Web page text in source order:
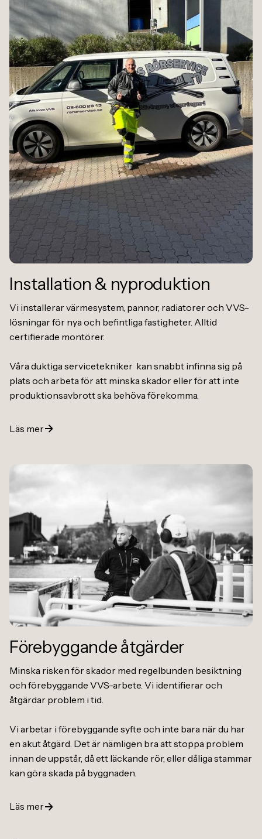
Installation & nyproduktion
Vi installerar värmesystem, pannor, radiatorer och VVS-
lösningar för nya och befintliga fastigheter. Alltid
certifierade montörer.
Våra duktiga servicetekniker kan snabbt infinna sig på
plats och arbeta för att minska skador eller för att inte
produktionsavbrott ska behöva förekomma.
Läs mer
Förebyggande åtgärder
Minska risken för skador med regelbunden besiktning
och förebyggande VVS-arbete. Vi identifierar och
åtgärdar problem i tid.
Vi arbetar i förebyggande syfte och inte bara när du har
en akut åtgärd. Det är nämligen bra att stoppa problem
innan de uppstår, då ett läckande rör, eller dåliga stammar
kan göra skada på byggnaden.
Läs mer